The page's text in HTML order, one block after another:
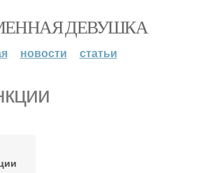
ДЕВУШКА
новости статьи